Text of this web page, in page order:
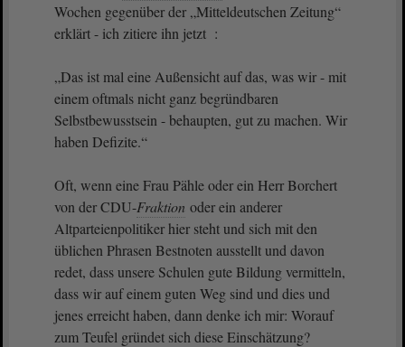
Wochen gegenüber der „Mitteldeutschen Zeitung“
erklärt - ich zitiere ihn jetzt :
„Das ist mal eine Außensicht auf das, was wir - mit
einem oftmals nicht ganz begründbaren
Selbstbewusstsein - behaupten, gut zu machen. Wir
haben Defizite.“
Oft, wenn eine Frau Pähle oder ein Herr Borchert
von der CDU-Fraktion oder ein anderer
Altparteienpolitiker hier steht und sich mit den
üblichen Phrasen Bestnoten ausstellt und davon
redet, dass unsere Schulen gute Bildung vermitteln,
dass wir auf einem guten Weg sind und dies und
jenes erreicht haben, dann denke ich mir: Worauf
zum Teufel gründet sich diese Einschätzung?